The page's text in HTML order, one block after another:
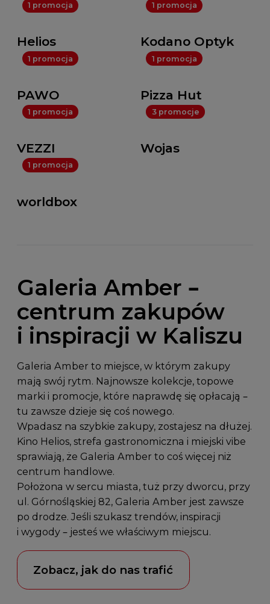
1 promocja
Helios
1 promocja
Kodano Optyk
1 promocja
PAWO
1 promocja
Pizza Hut
1 promocja
VEZZI
3 promocje
Wojas
1 promocja
worldbox
Galeria Amber –
centrum zakupów
i inspiracji w Kaliszu
Galeria Amber to miejsce, w którym zakupy
mają swój rytm. Najnowsze kolekcje, topowe
marki i promocje, które naprawdę się opłacają –
tu zawsze dzieje się coś nowego.
Wpadasz na szybkie zakupy, zostajesz na dłużej.
Kino Helios, strefa gastronomiczna i miejski vibe
sprawiają, że Galeria Amber to coś więcej niż
centrum handlowe.
Położona w sercu miasta, tuż przy dworcu, przy
ul. Górnośląskiej 82, Galeria Amber jest zawsze
po drodze. Jeśli szukasz trendów, inspiracji
i wygody – jesteś we właściwym miejscu.
Zobacz, jak do nas trafić